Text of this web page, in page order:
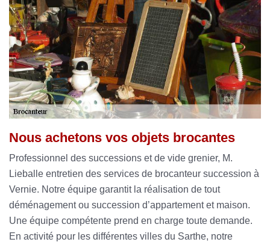
Nous achetons vos objets brocantes
Professionnel des successions et de vide grenier, M.
Lieballe entretien des services de brocanteur succession à
Vernie. Notre équipe garantit la réalisation de tout
déménagement ou succession d’appartement et maison.
Une équipe compétente prend en charge toute demande.
En activité pour les différentes villes du Sarthe, notre